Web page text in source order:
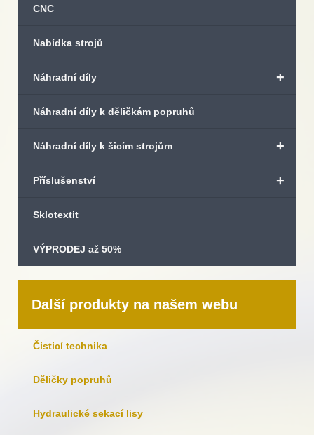
CNC
Nabídka strojů
+
Náhradní díly
Náhradní díly k děličkám popruhů
+
Náhradní díly k šicím strojům
+
Příslušenství
Sklotextit
VÝPRODEJ až 50%
Další produkty na našem webu
Čisticí technika
Děličky popruhů
Hydraulické sekací lisy